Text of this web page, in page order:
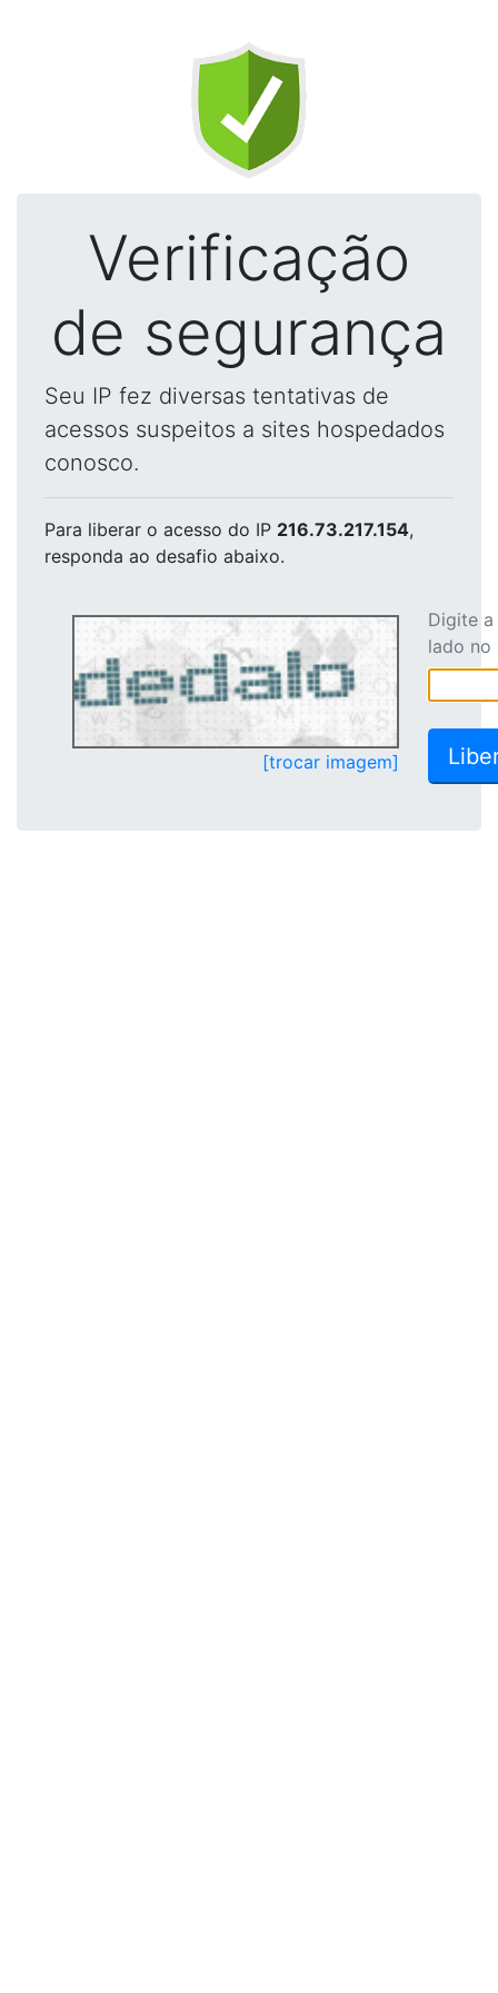
Verificação
de segurança
Seu IP fez diversas tentativas de
acessos suspeitos a sites hospedados
conosco.
Para liberar o acesso do IP 216.73.217.154,
responda ao desafio abaixo.
[trocar imagem]
Digite
lado no